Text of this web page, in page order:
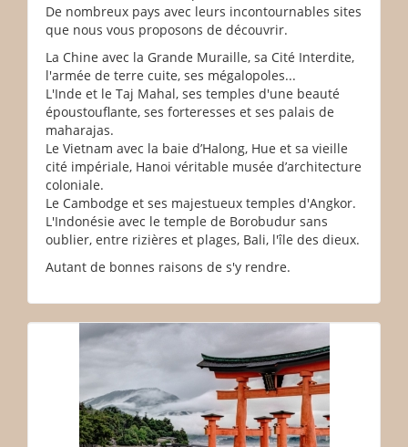
De nombreux pays avec leurs incontournables sites
que nous vous proposons de découvrir.
La Chine avec la Grande Muraille, sa Cité Interdite,
l'armée de terre cuite, ses mégalopoles...
L'Inde et le Taj Mahal, ses temples d'une beauté
époustouflante, ses forteresses et ses palais de
maharajas.
Le Vietnam avec la baie d’Halong, Hue et sa vieille
cité impériale, Hanoi véritable musée d’architecture
coloniale.
Le Cambodge et ses majestueux temples d'Angkor.
L'Indonésie avec le temple de Borobudur sans
oublier, entre rizières et plages, Bali, l'île des dieux.
Autant de bonnes raisons de s'y rendre.